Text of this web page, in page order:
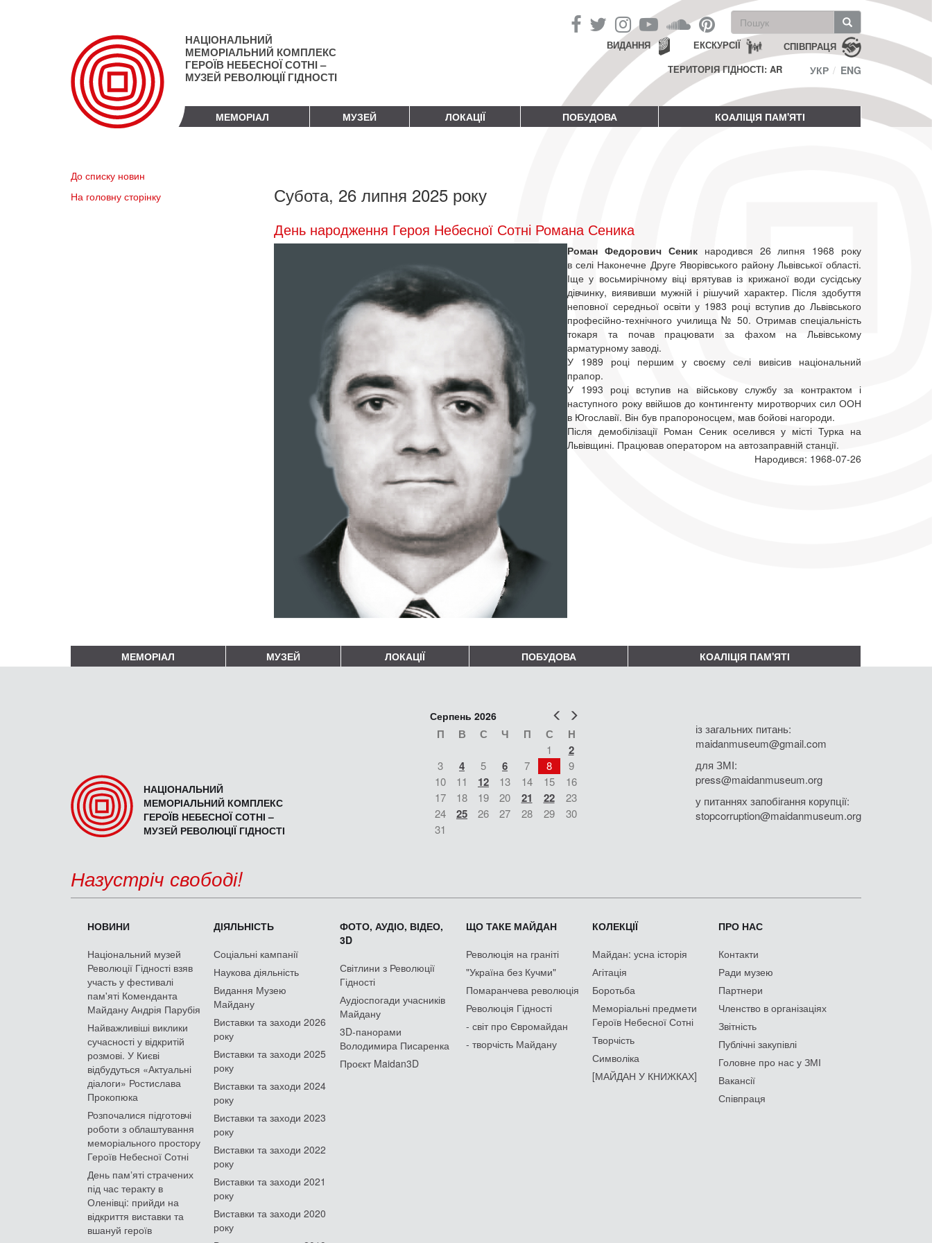
НАЦІОНАЛЬНИЙ
МЕМОРІАЛЬНИЙ КОМПЛЕКС
ГЕРОЇВ НЕБЕСНОЇ СОТНІ –
МУЗЕЙ РЕВОЛЮЦІЇ ГІДНОСТІ
Пошукова
форма
Пошук СПІВПРАЦЯ
ЕКСКУРСІЇ
ВИДАННЯ
ТЕРИТОРІЯ ГІДНОСТІ: AR
УКР ENG
МЕМОРІАЛ МУЗЕЙ ЛОКАЦІЇ ПОБУДОВА КОАЛІЦІЯ ПАМ'ЯТІ
До списку новин
На головну сторінку
Субота, 26 липня 2025 року
День народження Героя Небесної Сотні Романа Сеника
Роман Федорович Сеникнародився 26 липня 1968 року
в селі Наконечне Друге Яворівського району Львівської області.
Іще у восьмирічному віці врятував із крижаної води сусідську
дівчинку, виявивши мужній і рішучий характер. Після здобуття
неповної середньої освіти у 1983 році вступив до Львівського
професійно-технічного училища № 50. Отримав спеціальність
токаря та почав працювати за фахом на Львівському
арматурному заводі.
У 1989 році першим у своєму селі вивісив національний
прапор.
У 1993 році вступив на військову службу за контрактом і
наступного року ввійшов до контингенту миротворчих сил ООН
в Югославії. Він був прапороносцем, мав бойові нагороди.
Після демобілізації Роман Сеник оселився у місті Турка на
Львівщині. Працював оператором на автозаправній станції.
Народився: 1968-07-26
МЕМОРІАЛ МУЗЕЙ ЛОКАЦІЇ ПОБУДОВА КОАЛІЦІЯ ПАМ'ЯТІ
НАЦІОНАЛЬНИЙ
МЕМОРІАЛЬНИЙ КОМПЛЕКС
ГЕРОЇВ НЕБЕСНОЇ СОТНІ –
МУЗЕЙ РЕВОЛЮЦІЇ ГІДНОСТІ
Попер
Серпень 2026
П В С Ч П С Н
1 2
3 4 5 6 7 8
9
10
11 12 13 14 15
16
17
18 19 20 21 22
23
24
25 26 27 28 29
30
31
із загальних питань:
maidanmuseum@gmail.com
для ЗМІ:
press@maidanmuseum.org
у питаннях запобігання корупції:
stopcorruption@maidanmuseum.org
Назустріч свободі!
НОВИНИ
Національний музей
Революції Гідності взяв
участь у фестивалі
пам'яті Коменданта
Майдану Андрія Парубія
Найважливіші виклики
сучасності у відкритій
розмові. У Києві
відбудуться «Актуальні
діалоги» Ростислава
Прокопюка
Розпочалися підготовчі
роботи з облаштування
меморіального простору
Героїв Небесної Сотні
День памʼяті страчених
під час теракту в
Оленівці: прийди на
відкриття виставки та
вшануй героїв
ДІЯЛЬНІСТЬ
Соціальні кампанії
Наукова діяльність
Видання Музею
Майдану
Виставки та заходи 2026
року
Виставки та заходи 2025
року
Виставки та заходи 2024
року
Виставки та заходи 2023
року
Виставки та заходи 2022
року
Виставки та заходи 2021
року
Виставки та заходи 2020
року
ФОТО, АУДІО, ВІДЕО,
3D
Світлини з Революції
Гідності
Аудіоспогади учасників
Майдану
3D-панорами
Володимира Писаренка
Проєкт Maidan3D
ЩО ТАКЕ МАЙДАН
Революція на граніті
"Україна без Кучми"
Помаранчева революція
Революція Гідності
- світ про Євромайдан
- творчість Майдану
КОЛЕКЦІЇ
Майдан: усна історія
Агітація
Боротьба
Меморіальні предмети
Героїв Небесної Сотні
Творчість
Символіка
[МАЙДАН У КНИЖКАХ]
ПРО НАС
Контакти
Ради музею
Партнери
Членство в організаціях
Звітність
Публічні закупівлі
Головне про нас у ЗМІ
Вакансії
Співпраця